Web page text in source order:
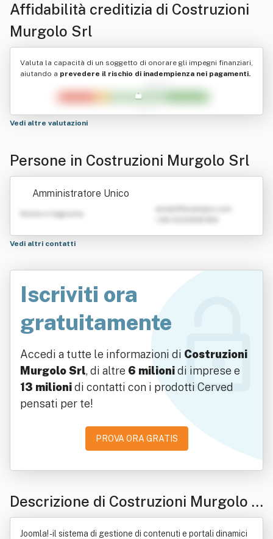
Affidabilità creditizia di Costruzioni
Murgolo Srl
Valuta la capacità di un soggetto di onorare gli impegni finanziari,
aiutando a prevedere il rischio di inadempienza nei pagamenti.
Vedi altre valutazioni
Persone in Costruzioni Murgolo Srl
Amministratore Unico
Nome e Cognome
Vedi altri contatti
Iscriviti ora
gratuitamente
Accedi a tutte le informazioni di Costruzioni
Murgolo Srl, di altre 6 milionidi imprese e
13 milionidi contatti con i prodotti Cerved
pensati per te!
PROVA ORA GRATIS
Descrizione di Costruzioni Murgolo S
rl
Joomla! - il sistema di gestione di contenuti e portali dinamici